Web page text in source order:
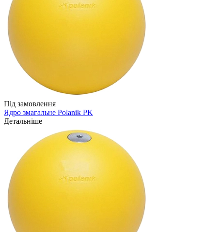
Під замовлення
Ядро змагальне Polanik PK
Детальніше